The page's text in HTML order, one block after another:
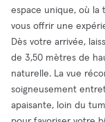
espace unique, où
vous offrir une
Dès votre arrivée,
de 3,50 mètres de
naturelle. La vue
soigneusement
apaisante, loin du